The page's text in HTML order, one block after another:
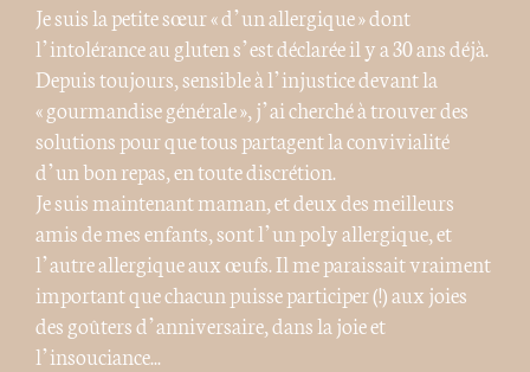
Je suis la petite sœur « d’un allergique » dont
l’intolérance au gluten s’est déclarée il y a 30 ans déjà.
Depuis toujours, sensible à l’injustice devant la
« gourmandise générale », j’ai cherché à trouver des
solutions pour que tous partagent la convivialité
d’un bon repas, en toute discrétion.
Je suis maintenant maman, et deux des meilleurs
amis de mes enfants, sont l’un poly allergique, et
l’autre allergique aux œufs. Il me paraissait vraiment
important que chacun puisse participer (!) aux joies
des goûters d’anniversaire, dans la joie et
l’insouciance...